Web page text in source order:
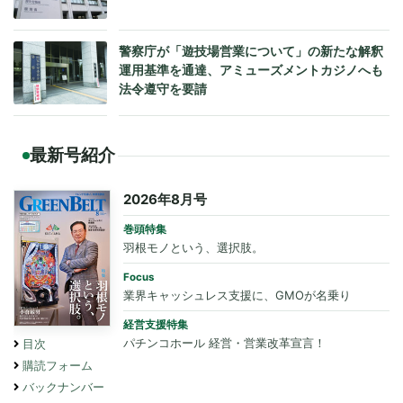
警察庁が「遊技場営業について」の新たな解釈
運用基準を通達、アミューズメントカジノへも
法令遵守を要請
最新号紹介
目次
購読フォーム
バックナンバー
2026年8月号
巻頭特集
羽根モノという、選択肢。
Focus
業界キャッシュレス支援に、GMOが名乗り
経営支援特集
パチンコホール 経営・営業改革宣言！